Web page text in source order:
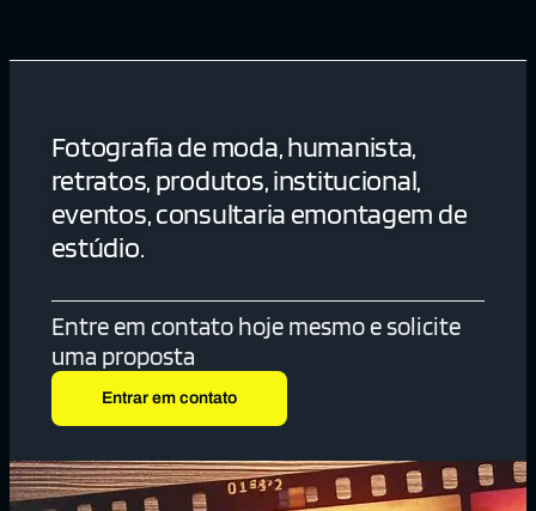
Fotografia de moda, humanista,
retratos, produtos, institucional,
eventos, consultaria emontagem de
estúdio.
Entre em contato hoje mesmo e solicite
uma proposta
Entrar em contato